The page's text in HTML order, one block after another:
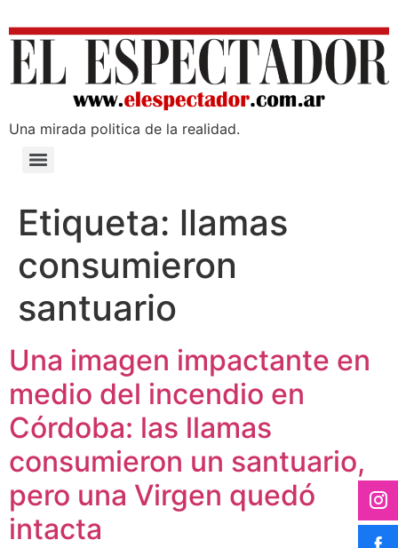
Una mirada poli­tica de la realidad.
Etiqueta: llamas
consumieron
santuario
Una imagen impactante en
medio del incendio en
Córdoba: las llamas
consumieron un santuario,
pero una Virgen quedó
intacta